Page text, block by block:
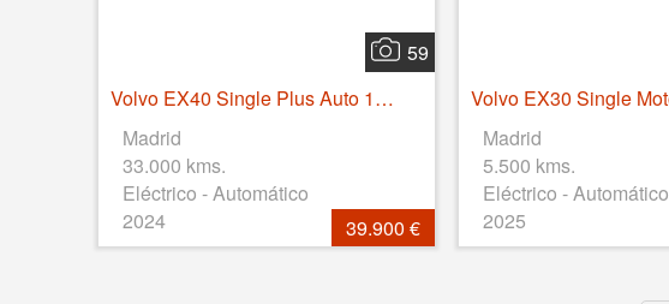
59
Volvo EX40 Single Plus Auto 175 kW (238 CV)
Madrid
33.000 kms.
Eléctrico - Automático
2024
39.900 €
Madrid
5.500 kms.
Eléctrico - Automático
2025